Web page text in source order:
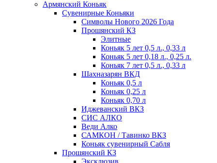
Армянский Коньяк
Сувенирные Коньяки
Символы Нового 2026 Года
Прошянский КЗ
Элитные
Коньяк 5 лет 0,5 л., 0,33 л
Коньяк 5 лет 0,18 л., 0,25 л.
Коньяк 7 лет 0,5 л., 0,33 л
Шахназарян ВКД
Коньяк 0,5 л
Коньяк 0,25 л
Коньяк 0,70 л
Иджеванский ВКЗ
СИС АЛКО
Веди Алко
САМКОН / Тавинко ВКЗ
Коньяк сувенирный Сабля
Прошянский КЗ
Эксклюзив